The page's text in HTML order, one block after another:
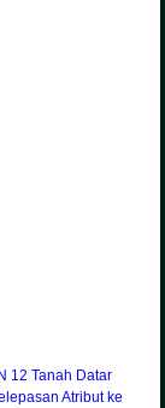
12 Tanah Datar
Atribut ke